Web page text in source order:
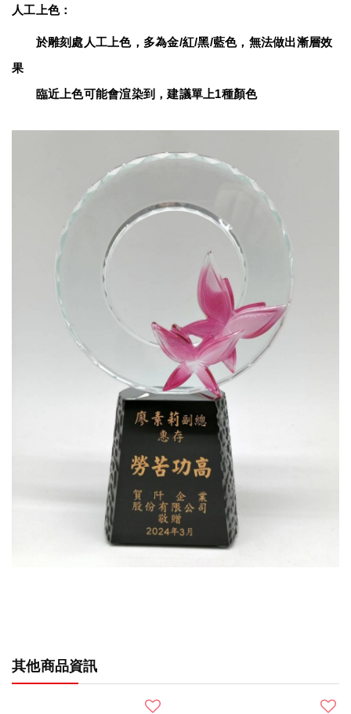
人工上色：
於雕刻處人工上色，多為金/紅/黑/藍色，無法做出漸層效
果
臨近上色可能會渲染到，建議單上1種顏色
其他商品資訊